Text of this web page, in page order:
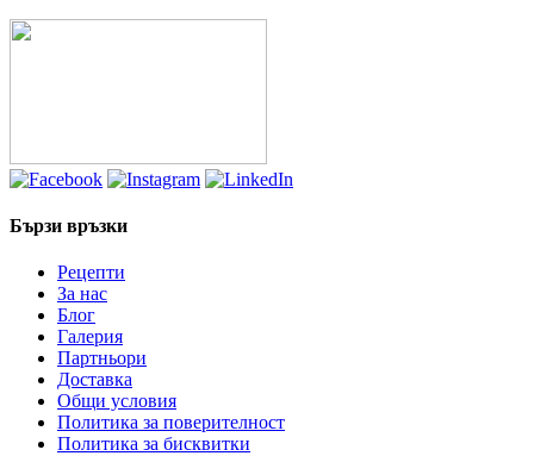
Бързи връзки
Рецепти
За нас
Блог
Галерия
Партньори
Доставка
Общи условия
Политика за поверителност
Политика за бисквитки